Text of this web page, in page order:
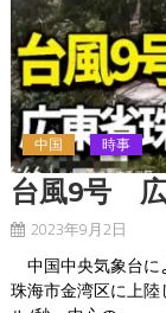
中国 時事
台風9号
2023年9月2日
中国中央気象台に
珠海市金湾区に上